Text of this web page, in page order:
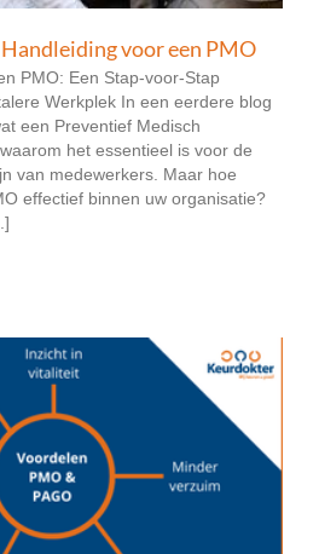
voor een PMO
PMO: Een Stap-voor-Stap
Werkplek In een eerdere blog
een Preventief Medisch
het essentieel is voor de
van medewerkers. Maar hoe
effectief binnen uw organisatie?